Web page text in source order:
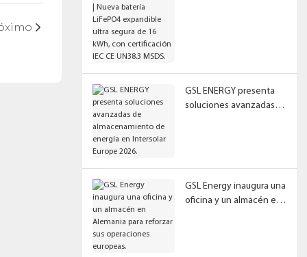
UN38.3 MSDS.
GSL ENERGY presenta
soluciones avanzadas
GSL Energy inaugura una
oficina y un almacén en